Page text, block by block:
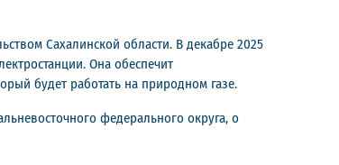
Сахалинской области. В декабре 2025
Она обеспечит
будет работать на природном газе.
федерального округа, о